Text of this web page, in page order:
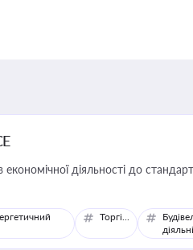
діяльності до
Торгівля